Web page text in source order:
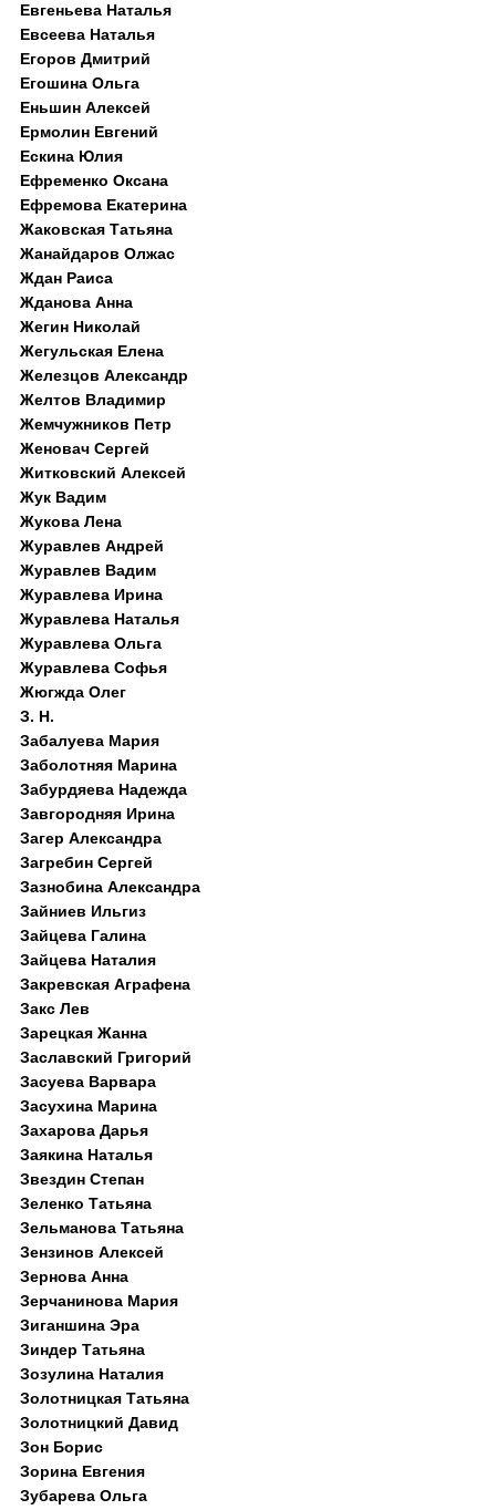
Евгеньева Наталья
Евсеева Наталья
Егоров Дмитрий
Егошина Ольга
Еньшин Алексей
Ермолин Евгений
Ескина Юлия
Ефременко Оксана
Ефремова Екатерина
Жаковская Татьяна
Жанайдаров Олжас
Ждан Раиса
Жданова Анна
Жегин Николай
Жегульская Елена
Железцов Александр
Желтов Владимир
Жемчужников Петр
Женовач Сергей
Житковский Алексей
Жук Вадим
Жукова Лена
Журавлев Андрей
Журавлев Вадим
Журавлева Ирина
Журавлева Наталья
Журавлева Ольга
Журавлева Софья
Жюгжда Олег
З. Н.
Забалуева Мария
Заболотняя Марина
Забурдяева Надежда
Завгородняя Ирина
Загер Александра
Загребин Сергей
Зазнобина Александра
Зайниев Ильгиз
Зайцева Галина
Зайцева Наталия
Закревская Аграфена
Закс Лев
Зарецкая Жанна
Заславский Григорий
Засуева Варвара
Засухина Марина
Захарова Дарья
Заякина Наталья
Звездин Степан
Зеленко Татьяна
Зельманова Татьяна
Зензинов Алексей
Зернова Анна
Зерчанинова Мария
Зиганшина Эра
Зиндер Татьяна
Зозулина Наталия
Золотницкая Татьяна
Золотницкий Давид
Зон Борис
Зорина Евгения
Зубарева Ольга